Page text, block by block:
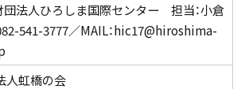
団法人ひろしま国際センター 担当：小倉
541-3777／MAIL：hic17@hiroshima-
人虹橋の会